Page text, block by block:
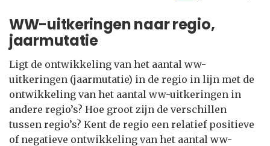
WW-uitkeringen naar regio,
jaarmutatie
Ligt de ontwikkeling van het aantal ww-
uitkeringen (jaarmutatie) in de regio in lijn met de
ontwikkeling van het aantal ww-uitkeringen in
andere regio’s? Hoe groot zijn de verschillen
tussen regio’s? Kent de regio een relatief positieve
of negatieve ontwikkeling van het aantal ww-